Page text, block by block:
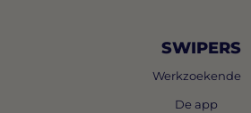
SWIPERS
Werkzoekende
De app